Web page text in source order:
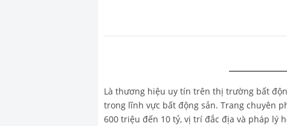
Là thương hiệu uy tín trên thị trường bất
trong lĩnh vực bất động sản. Trang chuyên
600 triệu đến 10 tỷ, vị trí đắc địa và pháp lý